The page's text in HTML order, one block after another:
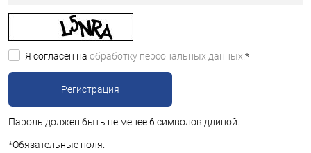
Я согласен на обработку персональных данных. *
Пароль должен быть не менее 6 символов длиной.
*Обязательные поля.